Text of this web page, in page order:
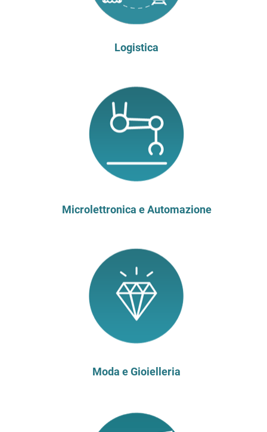
Logistica
Microlettronica e Automazione
Moda e Gioielleria